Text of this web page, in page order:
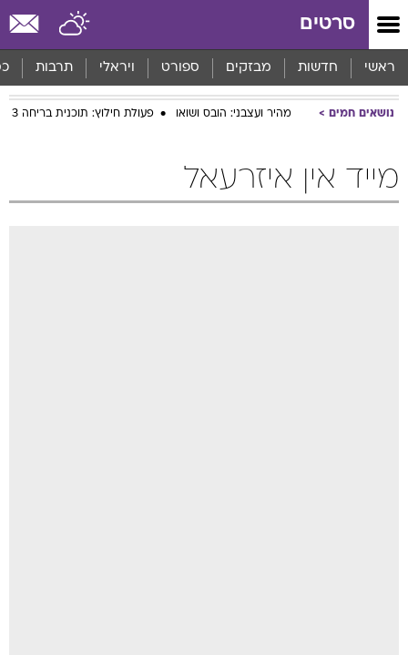
סרטים
ראשי חדשות מבזקים ספורט ויראלי תרבות
נושאים חמים מהיר ועצבני: הובס ושואו פעולת חילוץ: תוכנית בריחה 3
מייד אין איזרעאל